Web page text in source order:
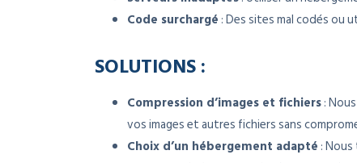
Code surchargé : Des sites mal codés ou
SOLUTIONS :
Compression d’images et fichiers:
vos images et autres fichiers sans
Choix d’un hébergement adapté :